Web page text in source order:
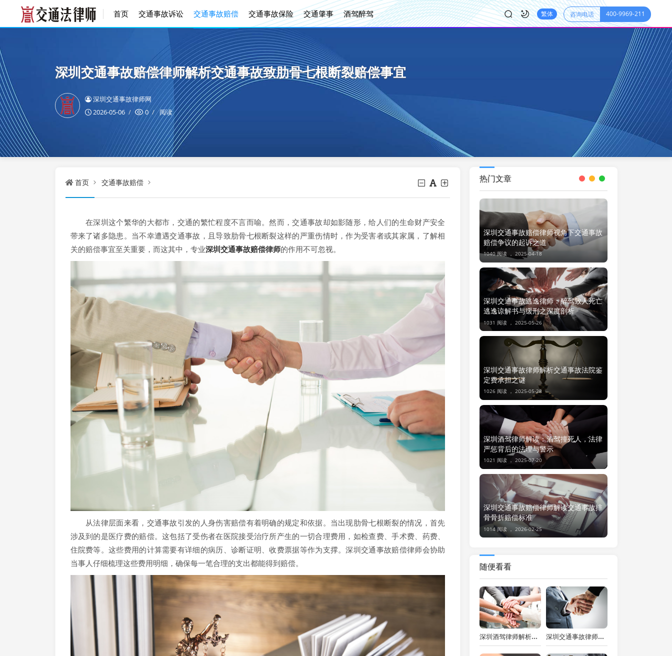
首页 交通事故诉讼 交通事故赔偿 交通事故保险 交通肇事 酒驾醉驾 繁体 咨询电话 400-9969-211
深圳交通事故赔偿律师解析交通事故致肋骨七根断裂赔偿事宜
深圳交通事故律师网
2026-05-06
0 阅读
首页 交通事故赔偿
在深圳这个繁华的大都市，交通的繁忙程度不言而喻。然而，交通事故却如影随形，给人们的生命财产安全
带来了诸多隐患。当不幸遭遇交通事故，且导致肋骨七根断裂这样的严重伤情时，作为受害者或其家属，了解相
关的赔偿事宜至关重要，而这其中，专业深圳交通事故赔偿律师的作用不可忽视。
从法律层面来看，交通事故引发的人身伤害赔偿有着明确的规定和依据。当出现肋骨七根断裂的情况，首先
涉及到的是医疗费的赔偿。这包括了受伤者在医院接受治疗所产生的一切合理费用，如检查费、手术费、药费、
住院费等。这些费用的计算需要有详细的病历、诊断证明、收费票据等作为支撑。深圳交通事故赔偿律师会协助
当事人仔细梳理这些费用明细，确保每一笔合理的支出都能得到赔偿。
热门文章
深圳交通事故赔偿律师视角下交通事故
赔偿争议的起诉之道
1040 阅读 ， 2025-04-18
深圳交通事故逃逸律师：醉驾致人死亡
逃逸谅解书与缓刑之深度剖析
1031 阅读 ， 2025-05-26
深圳交通事故律师解析交通事故法院鉴
定费承担之谜
1026 阅读 ， 2025-05-28
深圳酒驾律师解读：酒驾撞死人，法律
严惩背后的法理与警示
1021 阅读 ， 2025-07-20
深圳交通事故赔偿律师解读交通事故排
骨骨折赔偿标准
1014 阅读 ， 2026-02-25
随便看看
深圳酒驾律师解析：醉酒驾驶撞死人的刑期判定 深圳交通事故律师解析二次事故保险处理之道